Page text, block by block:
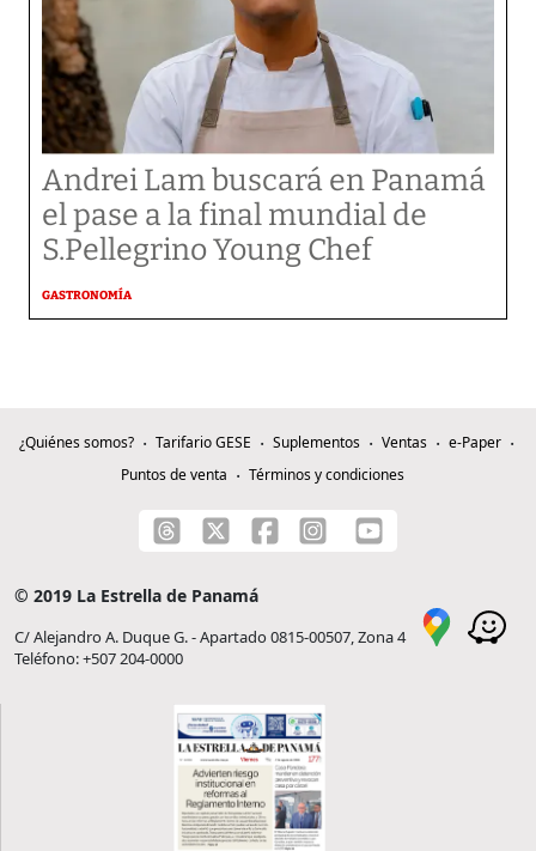
Andrei Lam buscará en Panamá
el pase a la final mundial de
S.Pellegrino Young Chef
GASTRONOMÍA
¿Quiénes somos? Tarifario GESE Suplementos Ventas
e-Paper
Puntos de venta
Términos y condiciones
© 2019 La Estrella de Panamá
C/ Alejandro A. Duque G. - Apartado 0815-00507, Zona 4
Teléfono: +507 204-0000